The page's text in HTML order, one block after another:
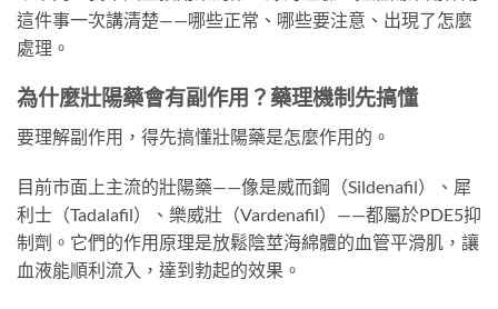
這件事一次講清楚——哪些正常、哪些要注意、出現了怎麼
處理。
為什麼壯陽藥會有副作用？藥理機制先搞懂
要理解副作用，得先搞懂壯陽藥是怎麼作用的。
目前市面上主流的壯陽藥——像是威而鋼（Sildenafil）、犀
利士（Tadalafil）、樂威壯（Vardenafil）——都屬於PDE5抑
制劑。它們的作用原理是放鬆陰莖海綿體的血管平滑肌，讓
血液能順利流入，達到勃起的效果。